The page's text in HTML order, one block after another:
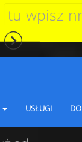
USŁUGI